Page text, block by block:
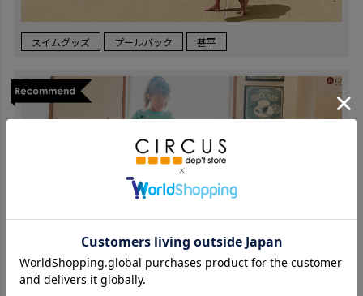
スイムグッズ プールバック 甚平
SMOOTHY WINDANDSEA SMOOSEA